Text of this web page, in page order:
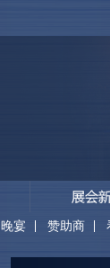
晚宴 赞助商